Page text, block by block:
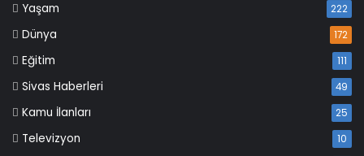
Yaşam 222
Dünya 172
Eğitim 111
Sivas Haberleri 49
Kamu İlanları 25
Televizyon 10